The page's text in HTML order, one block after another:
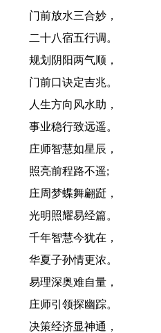
门前放水三合妙，
二十八宿五行调。
规划阴阳两气顺，
门前口诀定吉兆。
人生方向风水助，
事业稳行致远遥。
庄师智慧如星辰，
照亮前程路不遥;
庄周梦蝶舞翩跹，
光明照耀易经篇。
千年智慧今犹在，
华夏子孙情更浓。
易理深奥难自量，
庄师引领探幽踪。
决策经济显神通，